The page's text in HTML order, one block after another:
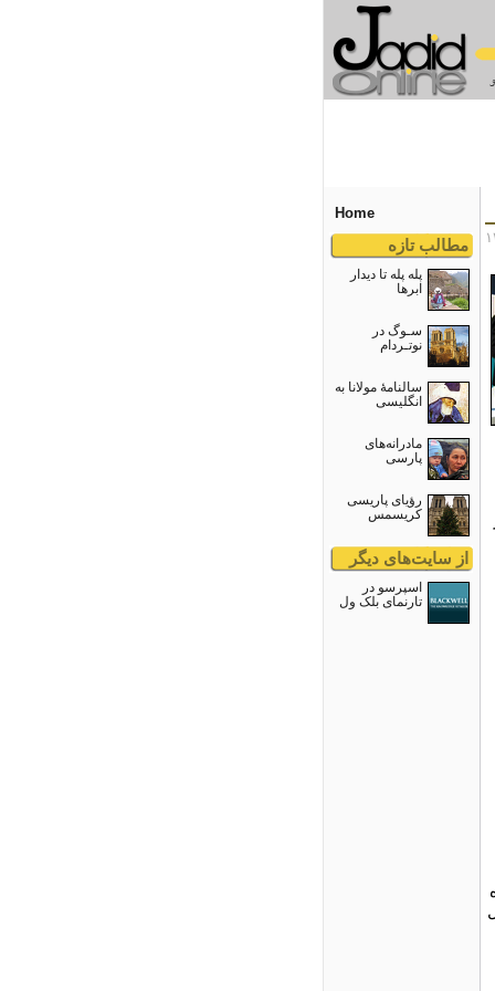
Home
مطالب تازه
پله پله تا دیدار
ابرها
سـوگ در
نوتـردام
سالنامۀ مولانا به
انگلیسی
مادرانه‌های
پارسی
رؤیای پاریسی
کریسمس
از سایت‌های دیگر
اسپرسو در
تارنمای بلک ول